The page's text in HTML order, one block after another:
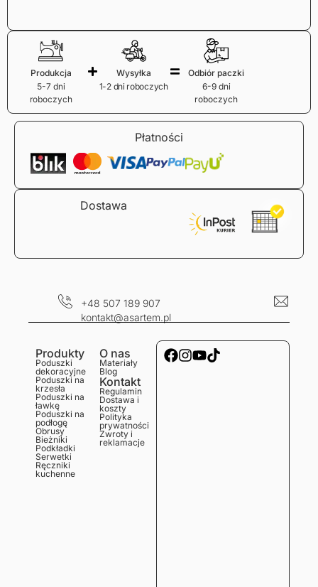
Produkcja
5-7 dni
roboczych
Wysyłka
1-2 dni roboczych
Odbiór paczki
6-9 dni
roboczych
Płatności
Dostawa
+48 507 189 907
kontakt@asartem.pl
Produkty
Poduszki
dekoracyjne
Poduszki na
krzesła
Poduszki na
ławkę
Poduszki na
podłogę
Obrusy
Bieżniki
Podkładki
Serwetki
Ręczniki
kuchenne
O nas
Materiały
Blog
Kontakt
Regulamin
Dostawa i
koszty
Polityka
prywatności
Zwroty i
reklamacje